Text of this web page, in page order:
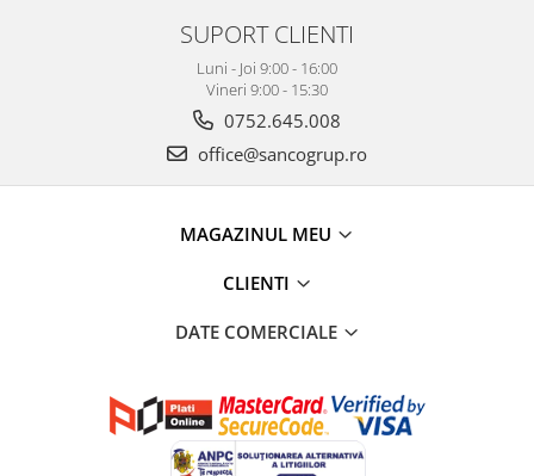
SUPORT CLIENTI
Luni - Joi 9:00 - 16:00
Vineri 9:00 - 15:30
0752.645.008
office@sancogrup.ro
MAGAZINUL MEU
CLIENTI
DATE COMERCIALE